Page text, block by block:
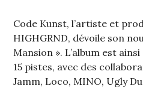
Code Kunst, l’artiste et
HIGHGRND, dévoile son
Mansion ». L’album est
15 pistes, avec des
Jamm, Loco, MINO, Ugly